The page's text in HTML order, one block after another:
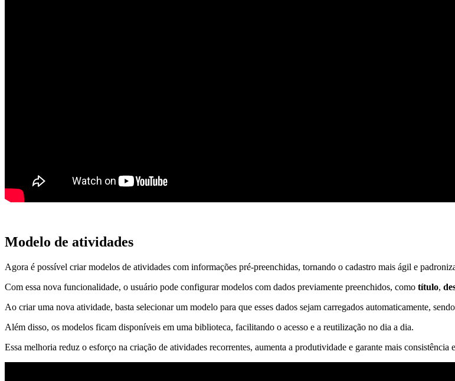
Modelo de atividades
Agora é possível criar modelos de atividades com informações pré-preenchidas, tornando o cadastro mais ágil e
Com essa nova funcionalidade, o usuário pode configurar modelos com dados previamente preenchidos, como título,
Ao criar uma nova atividade, basta selecionar um modelo para que esses dados sejam carregados automaticamente,
Além disso, os modelos ficam disponíveis em uma biblioteca, facilitando o acesso e a reutilização no dia a dia.
Essa melhoria reduz o esforço na criação de atividades recorrentes, aumenta a produtividade e garante mais consistência